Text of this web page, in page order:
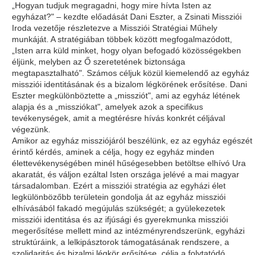
„Hogyan tudjuk megragadni, hogy mire hívta Isten az
egyházat?" – kezdte előadását Dani Eszter, a Zsinati Missziói
Iroda vezetője részletezve a Missziói Stratégiai Műhely
munkáját. A stratégiában többek között megfogalmazódott,
„Isten arra küld minket, hogy olyan befogadó közösségekben
éljünk, melyben az Ő szeretetének biztonsága
megtapasztalható". Számos céljuk közül kiemelendő az egyház
missziói identitásának és a bizalom légkörének erősítése. Dani
Eszter megkülönböztette a „missziót", ami az egyház létének
alapja és a „missziókat", amelyek azok a specifikus
tevékenységek, amit a megtérésre hívás konkrét céljával
végezünk.
Amikor az egyház missziójáról beszélünk, ez az egyház egészét
érintő kérdés, aminek a célja, hogy ez egyház minden
élettevékenységében minél hűségesebben betöltse elhívó Ura
akaratát, és váljon ezáltal Isten országa jelévé a mai magyar
társadalomban. Ezért a missziói stratégia az egyházi élet
legkülönbözőbb területein gondolja át az egyház missziói
elhívásából fakadó megújulás szükségét; a gyülekezetek
missziói identitása és az ifjúsági és gyerekmunka missziói
megerősítése mellett mind az intézményrendszerünk, egyházi
struktúráink, a lelkipásztorok támogatásának rendszere, a